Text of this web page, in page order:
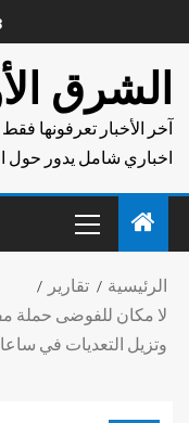
8
الشرق
آخر الأخبار تعرفونها
اخباري شامل يدور حول
الرئيسية
تقارير
لا مكان للفوضى حملة
وتزيل التعديات في